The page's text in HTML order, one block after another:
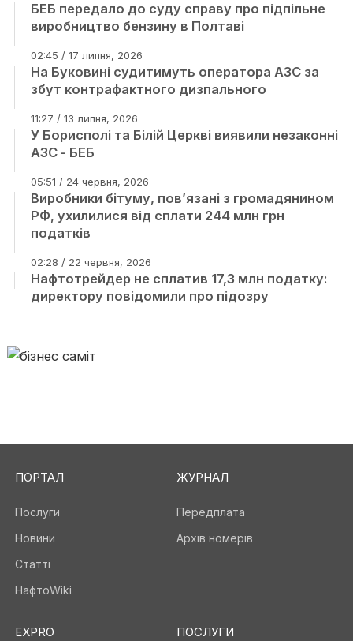
БЕБ передало до суду справу про підпільне
виробництво бензину в Полтаві
02:45 / 17 липня, 2026
На Буковині судитимуть оператора АЗС за
збут контрафактного дизпального
11:27 / 13 липня, 2026
У Борисполі та Білій Церкві виявили незаконні
АЗС - БЕБ
05:51 / 24 червня, 2026
Виробники бітуму, пов’язані з громадянином
РФ, ухилилися від сплати 244 млн грн
податків
02:28 / 22 червня, 2026
Нафтотрейдер не сплатив 17,3 млн податку:
директору повідомили про підозру
ПОРТАЛ
Послуги
Новини
Статті
НафтоWiki
ЖУРНАЛ
Передплата
Архів номерів
EXPRO ПОСЛУГИ